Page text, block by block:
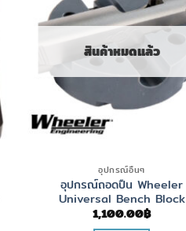
สินค้าหมดแล้ว
อุปกรณ์อื่นๆ
อุปกรณ์ถอดปืน Wheeler
Universal Bench Block
1,100.00฿